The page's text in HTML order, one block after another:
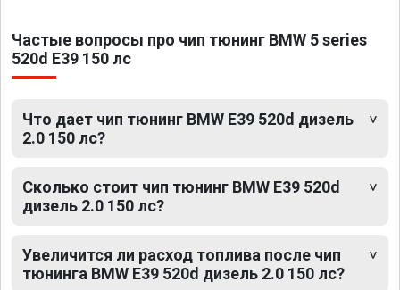
Частые вопросы про чип тюнинг BMW 5 series
520d E39 150 лс
Что дает чип тюнинг BMW E39 520d дизель
2.0 150 лс?
Сколько стоит чип тюнинг BMW E39 520d
дизель 2.0 150 лс?
Увеличится ли расход топлива после чип
тюнинга BMW E39 520d дизель 2.0 150 лс?